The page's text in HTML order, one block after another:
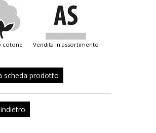
cotone vendita in assortimento
scheda prodotto